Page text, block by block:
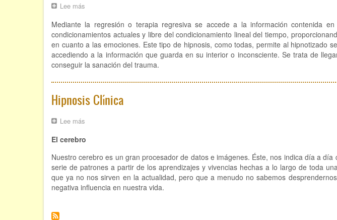
Lee más
regresiva
Mediante la regresión o terapia regresiva se accede a la información contenida
condicionamientos actuales y libre del condicionamiento lineal del tiempo,
en cuanto a las emociones. Este tipo de hipnosis, como todas, permite al hipnotizado
accediendo a la información que guarda en su interior o inconsciente. Se trata de
conseguir la sanación del trauma.
Hipnosis Clínica
Lee más
Clínica
El cerebro
Nuestro cerebro es un gran procesador de datos e imágenes. Éste, nos indica día a
serie de patrones a partir de los aprendizajes y vivencias hechas a lo largo de toda
que ya no nos sirven en la actualidad, pero que a menudo no sabemos
negativa influencia en nuestra vida.